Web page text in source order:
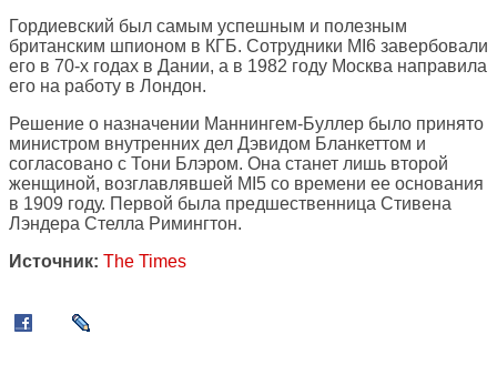
Гордиевский был самым успешным и полезным
британским шпионом в КГБ. Сотрудники MI6 завербовали
его в 70-х годах в Дании, а в 1982 году Москва направила
его на работу в Лондон.
Решение о назначении Маннингем-Буллер было принято
министром внутренних дел Дэвидом Бланкеттом и
согласовано с Тони Блэром. Она станет лишь второй
женщиной, возглавлявшей MI5 со времени ее основания
в 1909 году. Первой была предшественница Стивена
Лэндера Стелла Римингтон.
Источник: The Times